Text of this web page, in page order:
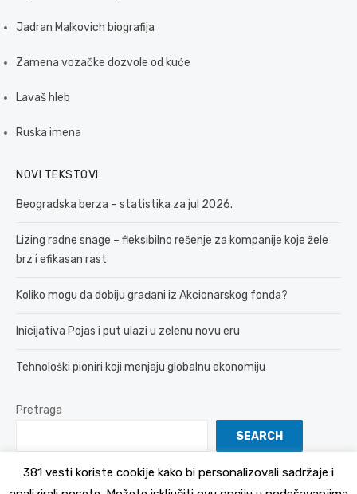
Jadran Malkovich biografija
Zamena vozačke dozvole od kuće
Lavaš hleb
Ruska imena
NOVI TEKSTOVI
Beogradska berza – statistika za jul 2026.
Lizing radne snage – fleksibilno rešenje za kompanije koje žele
brz i efikasan rast
Koliko mogu da dobiju građani iz Akcionarskog fonda?
Inicijativa Pojas i put ulazi u zelenu novu eru
Tehnološki pioniri koji menjaju globalnu ekonomiju
Pretraga
SEARCH
381 vesti koriste cookije kako bi personalizovali sadržaje i